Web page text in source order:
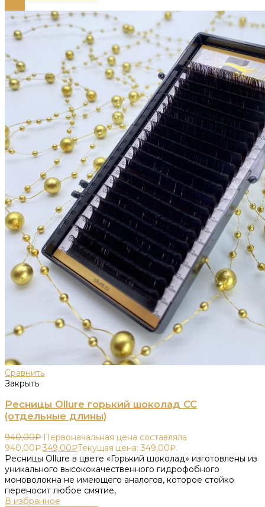
Сравнить
Закрыть
Ресницы Ollure горький шоколад CC
(отдельные длины)
940,00₽ Первоначальная цена составляла
940,00₽.349,00₽Текущая цена: 349,00₽.
Ресницы Ollure в цвете «Горький шоколад» изготовлены из
уникального высококачественного гидрофобного
моноволокна не имеющего аналогов, которое стойко
переносит любое смятие,
В избранное